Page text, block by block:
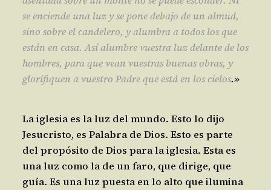
se enciende una luz y se pone debajo de un almud,
sino sobre el candelero, y alumbra a todos los que
están en casa. Así alumbre vuestra luz delante de los
hombres, para que vean vuestras buenas obras, y
glorifiquen a vuestro Padre que está en los cielos.»
La iglesia es la luz del mundo. Esto lo dijo
Jesucristo, es Palabra de Dios. Esto es parte
del propósito de Dios para la iglesia. Esta es
una luz como la de un faro, que dirige, que
guía. Es una luz puesta en lo alto que ilumina